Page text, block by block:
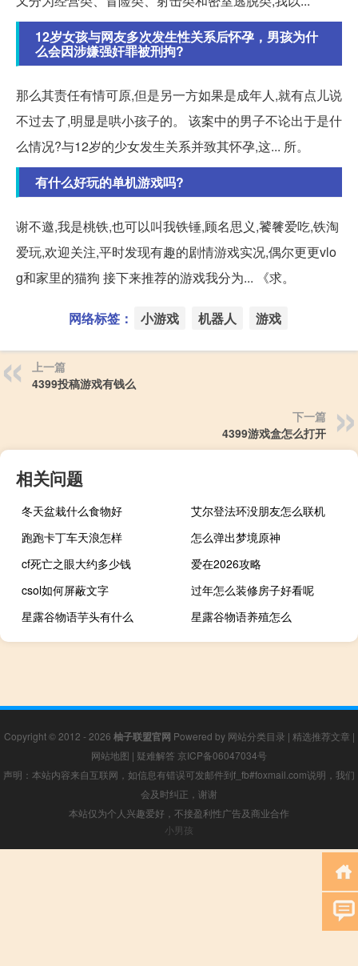
12岁女孩与网友多次发生性关系后怀孕，男孩为什
么会因涉嫌强奸罪被刑拘?
那么其责任有情可原,但是另一方如果是成年人,就有点儿说
不过去了,明显是哄小孩子的。 该案中的男子不论出于是什
么情况?与12岁的少女发生关系并致其怀孕,这... 所。
有什么好玩的单机游戏吗?
谢不邀,我是桃铁,也可以叫我铁锤,顾名思义,饕餮爱吃,铁淘
爱玩,欢迎关注,平时发现有趣的剧情游戏实况,偶尔更更vlo
g和家里的猫狗 接下来推荐的游戏我分为... 《求。
网络标签： 小游戏 机器人 游戏
上一篇
4399投稿游戏有钱么
下一篇
4399游戏盒怎么打开
相关问题
冬天盆栽什么食物好
艾尔登法环没朋友怎么联机
跑跑卡丁车天浪怎样
怎么弹出梦境原神
cf死亡之眼大约多少钱
爱在2026攻略
csol如何屏蔽文字
过年怎么装修房子好看呢
星露谷物语芋头有什么
星露谷物语养殖怎么
Copyright © 2012 - 2026 柚子联盟官网 Powered by 网站分类目录 | 精选推荐文章 |
网站地图 | 疑难解答 京ICP备06047034号
声明：本站内容来自互联网，如信息有错误可发邮件到f_fb#foxmail.com说明，我们
会及时纠正，谢谢
本站仅为个人兴趣爱好，不接盈利性广告及商业合作
小男孩